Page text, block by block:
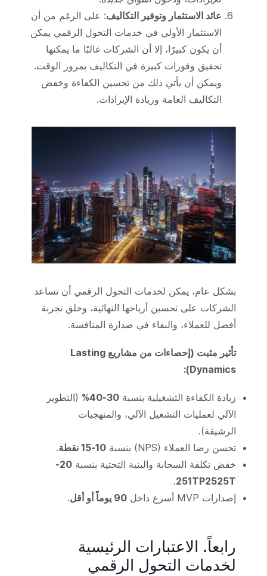
عائد الاستثمار وتوفير التكاليف: على الرغم من أن
الاستثمار الأولي في خدمات التحول الرقمي يمكن
أن يكون كبيرًا، إلا أن الشركات غالبًا ما يمكنها
تحقيق وفورات كبيرة في التكاليف بمرور الوقت.
ويمكن أن يأتي ذلك من تحسين الكفاءة وخفض
التكاليف العامة وزيادة الإيرادات.
بشكل عام، يمكن لخدمات التحول الرقمي أن تساعد
الشركات على تحسين أرباحها النهائية، وخلق تجربة
أفضل للعملاء، والبقاء في صدارة المنافسة.
تأثير مثبت (إحصاءات من مشاريع Lasting
Dynamics):
زيادة الكفاءة التشغيلية بنسبة30-40%
(التطوير
الآلي لعمليات التشغيل الآلي، والمنهجيات
الرشيقة).
تحسن رضا العملاء (NPS) بنسبة
10-15 نقطة
.
خفض تكلفة السحابة والبنية التحتية بنسبة
20-
251TP2525T
.
إصدارات MVP أسرع داخل
90 يوماً أو أقل .
رابعاً. الاعتبارات الرئيسية
لخدمات التحول الرقمي